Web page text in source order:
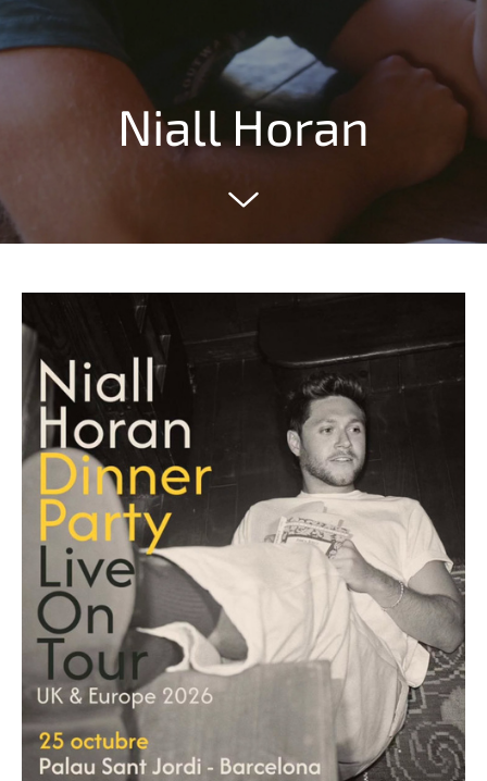
Niall Horan